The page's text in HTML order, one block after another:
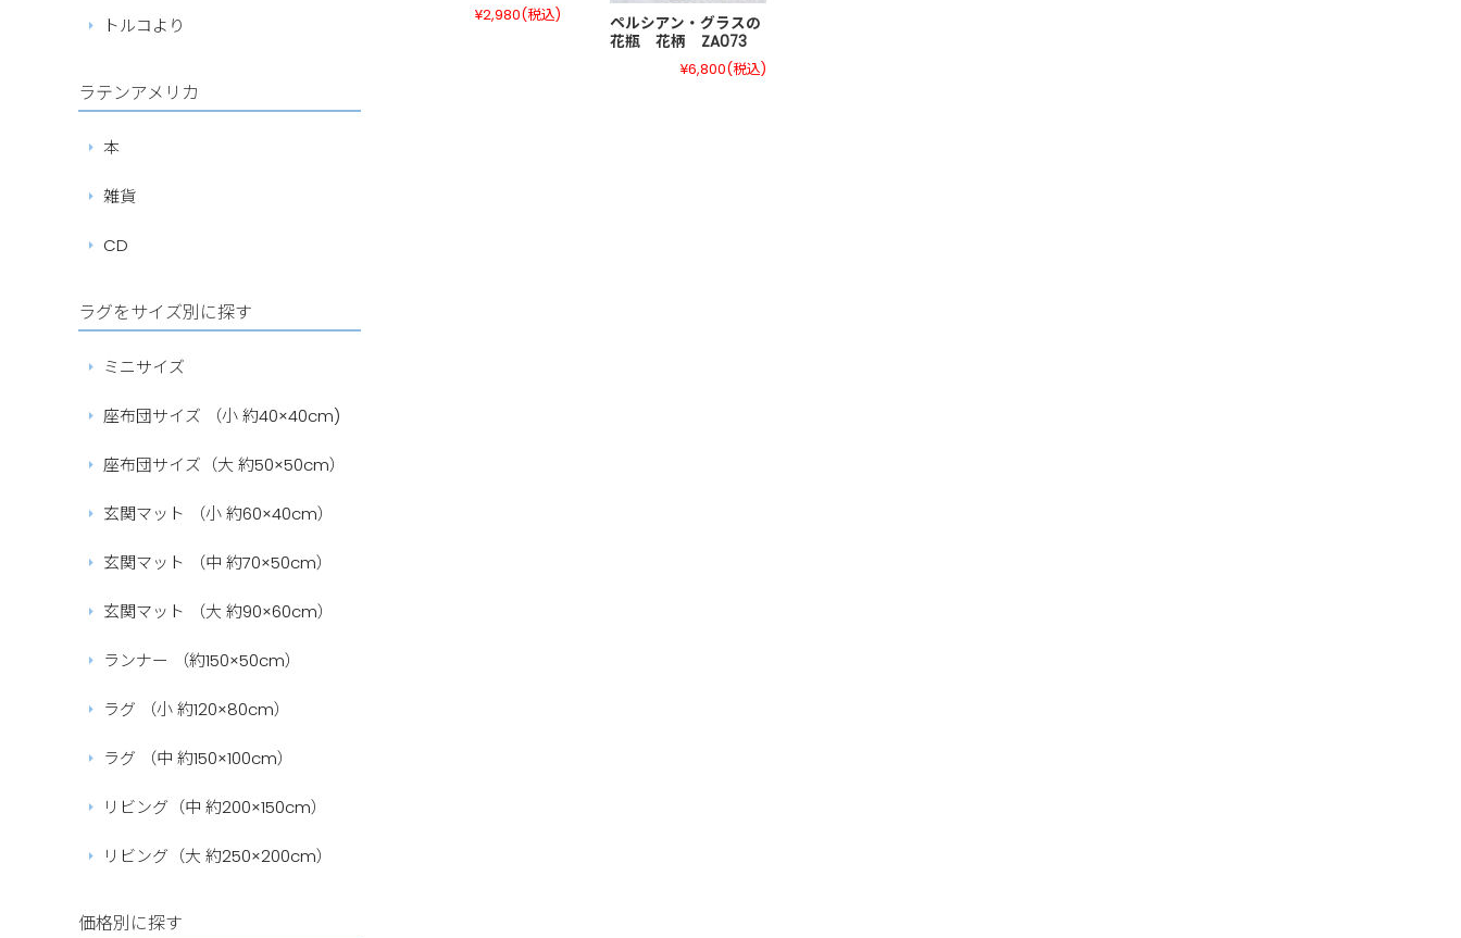
¥2,980(税込)
ペルシアン・グラスの
花瓶 花柄 ZA073
¥6,800(税込)
トルコより
ラテンアメリカ
本
雑貨
CD
ラグをサイズ別に探す
ミニサイズ
座布団サイズ （小 約40×40cm)
座布団サイズ（大 約50×50cm）
玄関マット （小 約60×40cm）
玄関マット （中 約70×50cm）
玄関マット （大 約90×60cm）
ランナー （約150×50cm）
ラグ （小 約120×80cm）
ラグ （中 約150×100cm）
リビング（中 約200×150cm）
リビング（大 約250×200cm）
価格別に探す